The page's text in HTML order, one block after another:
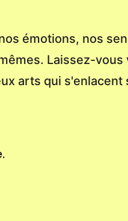
émotions, nos
Laissez-vous
arts qui s'enlacent